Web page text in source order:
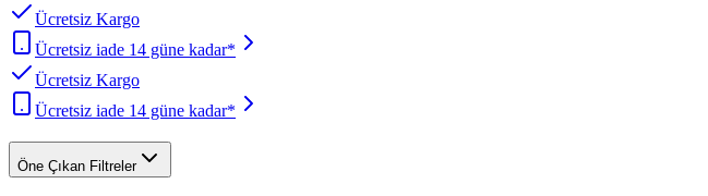
Ücretsiz Kargo
Ücretsiz iade 14 güne kadar*
Ücretsiz Kargo
Ücretsiz iade 14 güne kadar*
Öne Çıkan Filtreler